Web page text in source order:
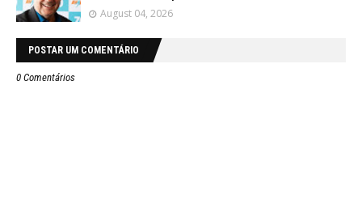
August 04, 2026
POSTAR UM COMENTÁRIO
0 Comentários